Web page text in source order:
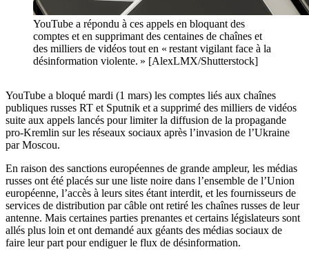
YouTube a répondu à ces appels en bloquant des
comptes et en supprimant des centaines de chaînes et
des milliers de vidéos tout en « restant vigilant face à la
désinformation violente. » [AlexLMX/Shutterstock]
YouTube a bloqué mardi (1 mars) les comptes liés aux chaînes
publiques russes RT et Sputnik et a supprimé des milliers de vidéos
suite aux appels lancés pour limiter la diffusion de la propagande
pro-Kremlin sur les réseaux sociaux après l’invasion de l’Ukraine
par Moscou.
En raison des sanctions européennes de grande ampleur, les médias
russes ont été placés sur une liste noire dans l’ensemble de l’Union
européenne, l’accès à leurs sites étant interdit, et les fournisseurs de
services de distribution par câble ont retiré les chaînes russes de leur
antenne. Mais certaines parties prenantes et certains législateurs sont
allés plus loin et ont demandé aux géants des médias sociaux de
faire leur part pour endiguer le flux de désinformation.